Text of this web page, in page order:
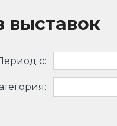
выставок
c: